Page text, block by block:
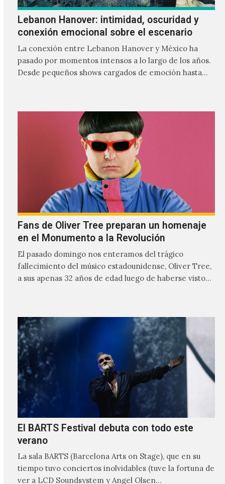
Lebanon Hanover: intimidad, oscuridad y
conexión emocional sobre el escenario
La conexión entre Lebanon Hanover y México ha
pasado por momentos intensos a lo largo de los años.
Desde pequeños shows cargados de emoción hasta
mezcla de post-punk, coldwave y letras
profundamente melancólicas.
Fans de Oliver Tree preparan un homenaje
en el Monumento a la Revolución
El pasado domingo nos enteramos del trágico
fallecimiento del músico estadounidense, Oliver Tree,
a sus apenas 32 años de edad luego de haberse visto
El BARTS Festival debuta con todo este
verano
La sala BARTS (Barcelona Arts on Stage), que en su
tiempo tuvo conciertos inolvidables (tuve la fortuna de
ver a LCD Soundsystem y Angel Olsen…